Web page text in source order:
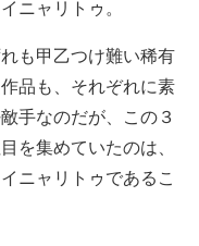
ニャリトゥ。
も甲乙つけ難い稀有
品も、それぞれに素
手なのだが、この３
を集めていたのは、
ニャリトゥであるこ